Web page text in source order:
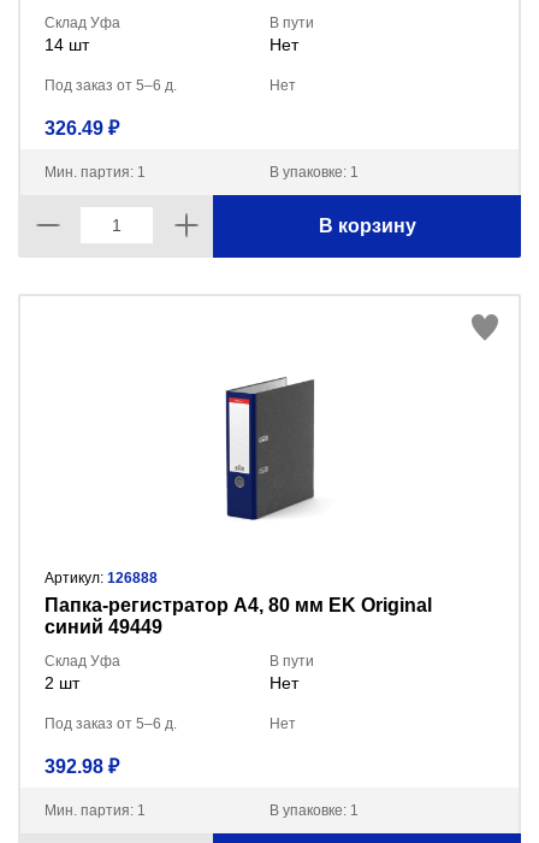
Склад Уфа
14 шт
В пути
Нет
Под заказ от 5–6 д. Нет
326.49 ₽
Мин. партия: 1 В упаковке: 1
В корзину
Артикул: 126888
Пaпка-регистратор А4, 80 мм EK Original
синий 49449
Склад Уфа
2 шт
В пути
Нет
Под заказ от 5–6 д. Нет
392.98 ₽
Мин. партия: 1 В упаковке: 1